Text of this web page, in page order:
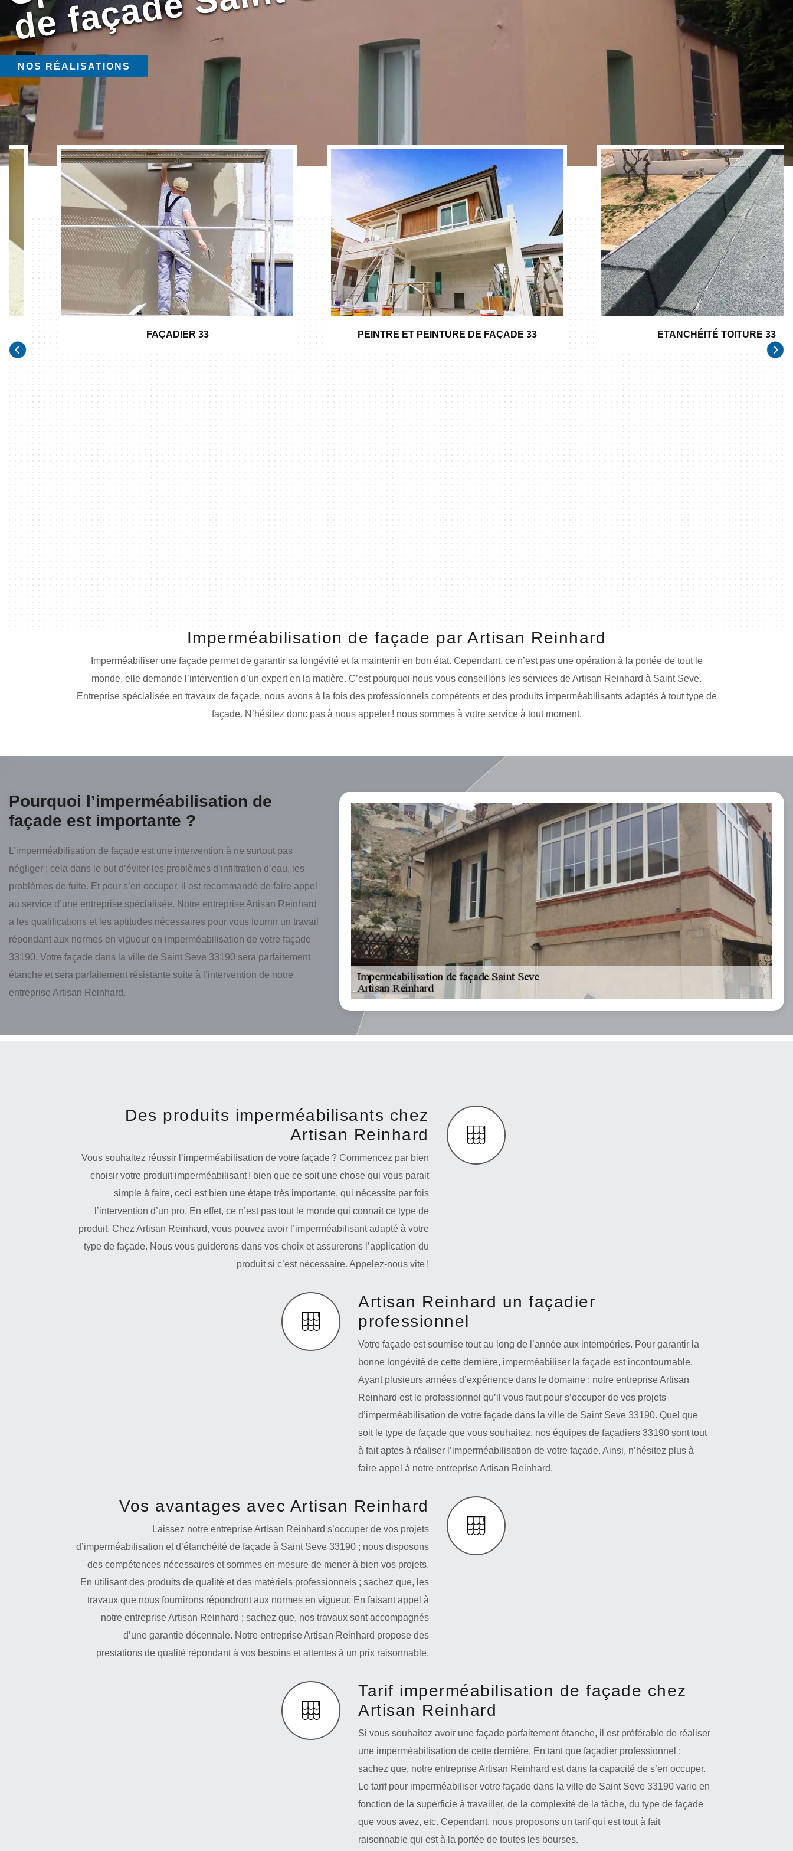
NOS RÉALISATIONS
FAÇADIER 33 PEINTRE ET PEINTURE DE FAÇADE 33 ETANCHÉITÉ TOITURE 33
Imperméabilisation de façade par Artisan Reinhard
Imperméabiliser une façade permet de garantir sa longévité et la maintenir en bon état. Cependant, ce n’est pas une opération à la portée de tout le
monde, elle demande l’intervention d’un expert en la matière. C’est pourquoi nous vous conseillons les services de Artisan Reinhard à Saint Seve.
Entreprise spécialisée en travaux de façade, nous avons à la fois des professionnels compétents et des produits imperméabilisants adaptés à tout type de
façade. N’hésitez donc pas à nous appeler ! nous sommes à votre service à tout moment.
Pourquoi l’imperméabilisation de
façade est importante ?
L’imperméabilisation de façade est une intervention à ne surtout pas
négliger ; cela dans le but d’éviter les problèmes d’infiltration d’eau, les
problèmes de fuite. Et pour s’en occuper, il est recommandé de faire appel
au service d’une entreprise spécialisée. Notre entreprise Artisan Reinhard
a les qualifications et les aptitudes nécessaires pour vous fournir un travail
répondant aux normes en vigueur en imperméabilisation de votre façade
33190. Votre façade dans la ville de Saint Seve 33190 sera parfaitement
étanche et sera parfaitement résistante suite à l’intervention de notre
entreprise Artisan Reinhard.
Des produits imperméabilisants chez
Artisan Reinhard
Vous souhaitez réussir l’imperméabilisation de votre façade ? Commencez par bien
choisir votre produit imperméabilisant ! bien que ce soit une chose qui vous parait
simple à faire, ceci est bien une étape très importante, qui nécessite par fois
l’intervention d’un pro. En effet, ce n’est pas tout le monde qui connait ce type de
produit. Chez Artisan Reinhard, vous pouvez avoir l’imperméabilisant adapté à votre
type de façade. Nous vous guiderons dans vos choix et assurerons l’application du
produit si c’est nécessaire. Appelez-nous vite !
Artisan Reinhard un façadier
professionnel
Votre façade est soumise tout au long de l’année aux intempéries. Pour garantir la
bonne longévité de cette dernière, imperméabiliser la façade est incontournable.
Ayant plusieurs années d’expérience dans le domaine ; notre entreprise Artisan
Reinhard est le professionnel qu’il vous faut pour s’occuper de vos projets
d’imperméabilisation de votre façade dans la ville de Saint Seve 33190. Quel que
soit le type de façade que vous souhaitez, nos équipes de façadiers 33190 sont tout
à fait aptes à réaliser l’imperméabilisation de votre façade. Ainsi, n’hésitez plus à
faire appel à notre entreprise Artisan Reinhard.
Vos avantages avec Artisan Reinhard
Laissez notre entreprise Artisan Reinhard s’occuper de vos projets
d’imperméabilisation et d’étanchéité de façade à Saint Seve 33190 ; nous disposons
des compétences nécessaires et sommes en mesure de mener à bien vos projets.
En utilisant des produits de qualité et des matériels professionnels ; sachez que, les
travaux que nous fournirons répondront aux normes en vigueur. En faisant appel à
notre entreprise Artisan Reinhard ; sachez que, nos travaux sont accompagnés
d’une garantie décennale. Notre entreprise Artisan Reinhard propose des
prestations de qualité répondant à vos besoins et attentes à un prix raisonnable.
Tarif imperméabilisation de façade chez
Artisan Reinhard
Si vous souhaitez avoir une façade parfaitement étanche, il est préférable de réaliser
une imperméabilisation de cette dernière. En tant que façadier professionnel ;
sachez que, notre entreprise Artisan Reinhard est dans la capacité de s’en occuper.
Le tarif pour imperméabiliser votre façade dans la ville de Saint Seve 33190 varie en
fonction de la superficie à travailler, de la complexité de la tâche, du type de façade
que vous avez, etc. Cependant, nous proposons un tarif qui est tout à fait
raisonnable qui est à la portée de toutes les bourses.